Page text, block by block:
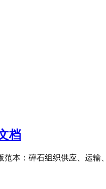
档
本：碎石组织供应、运